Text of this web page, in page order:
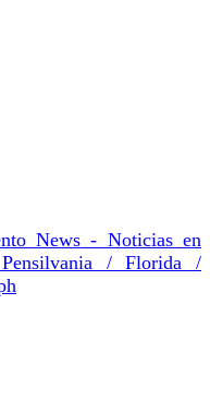
News - Noticias en
/ Florida /